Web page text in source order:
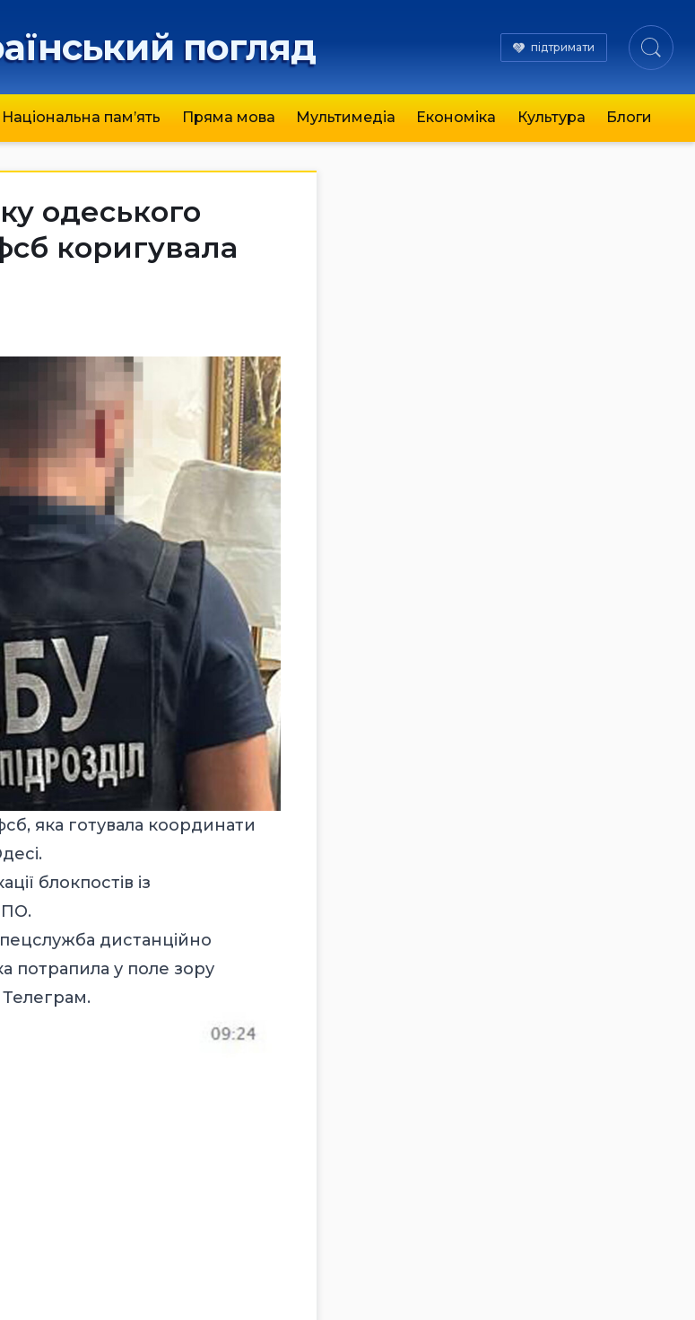
погляд підтримати
Національна пам’ять Пряма мова Мультимедіа Економіка Культура Блоги
одеського
коригувала
яка готувала координати
блокпостів із
дистанційно
потрапила у поле зору
Телеграм.